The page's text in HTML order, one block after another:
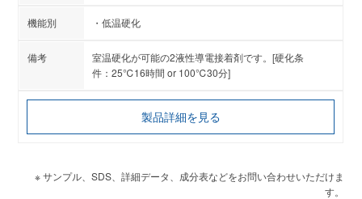
低温硬化
室温硬化が可能の2液性導電接着剤です。[硬化条
件：25℃16時間 or 100℃30分]
製品詳細を見る
※ サンプル、SDS、詳細データ、成分表などをお問い合わせいただけま
す。